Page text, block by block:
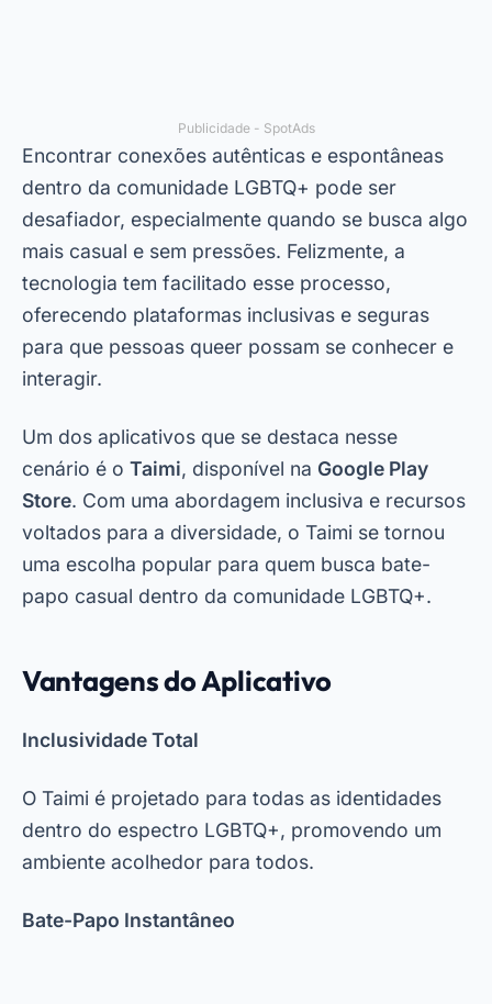
Publicidade - SpotAds
Encontrar conexões autênticas e espontâneas
dentro da comunidade LGBTQ+ pode ser
desafiador, especialmente quando se busca algo
mais casual e sem pressões. Felizmente, a
tecnologia tem facilitado esse processo,
oferecendo plataformas inclusivas e seguras
para que pessoas queer possam se conhecer e
interagir.
Um dos aplicativos que se destaca nesse
cenário é o Taimi, disponível na Google Play
Store. Com uma abordagem inclusiva e recursos
voltados para a diversidade, o Taimi se tornou
uma escolha popular para quem busca bate-
papo casual dentro da comunidade LGBTQ+.
Vantagens do Aplicativo
Inclusividade Total
O Taimi é projetado para todas as identidades
dentro do espectro LGBTQ+, promovendo um
ambiente acolhedor para todos.
Bate-Papo Instantâneo